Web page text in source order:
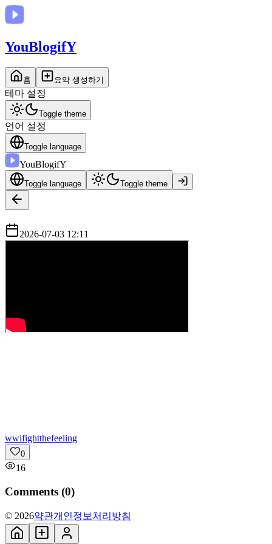
YouBlogifY
홈 요약 생성하기
테마 설정
Toggle theme
언어 설정
Toggle language
YouBlogifY
Toggle language Toggle theme
2026-07-03 12:11
wwifightthefeeling
0
16
Comments (0)
© 2026약관개인정보처리방침